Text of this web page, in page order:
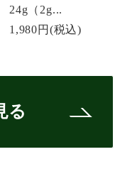
24g（2g...
1,980円 (税込)
る